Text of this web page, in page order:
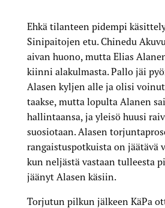
Ehkä tilanteen pidempi
Sinipaitojen etu. Chinedu
aivan huono, mutta Elias
kiinni alakulmasta. Pallo jäi
Alasen kyljen alle ja olisi voinut
taakse, mutta lopulta Alanen
hallintaansa, ja yleisö huusi
suosiotaan. Alasen
rangaistuspotkuista on jäätävä
kun neljästä vastaan tulleesta
jäänyt Alasen käsiin.
Torjutun pilkun jälkeen KäPa